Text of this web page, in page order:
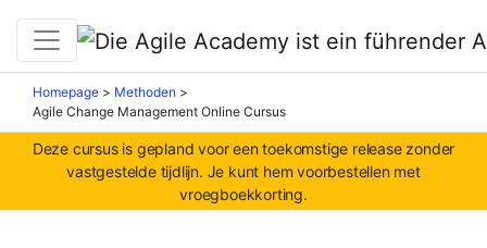
Homepage > Methoden >
Agile Change Management Online Cursus
Deze cursus is gepland voor een toekomstige release zonder
vastgestelde tijdlijn. Je kunt hem voorbestellen met
vroegboekkorting.